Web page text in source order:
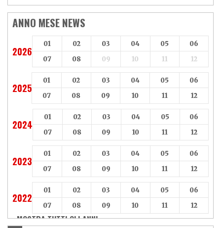
ANNO MESE NEWS
2026
01 02 03 04 05
06
07
08 09 10 11 12
2025
01 02 03 04 05
06
07
08 09 10 11 12
2024
01 02 03 04 05
06
07
08 09 10 11 12
2023
01 02 03 04 05
06
07
08 09 10 11 12
2022
01 02 03 04 05
06
07
08 09 10 11 12
MOSTRA TUTTI GLI ANNI »